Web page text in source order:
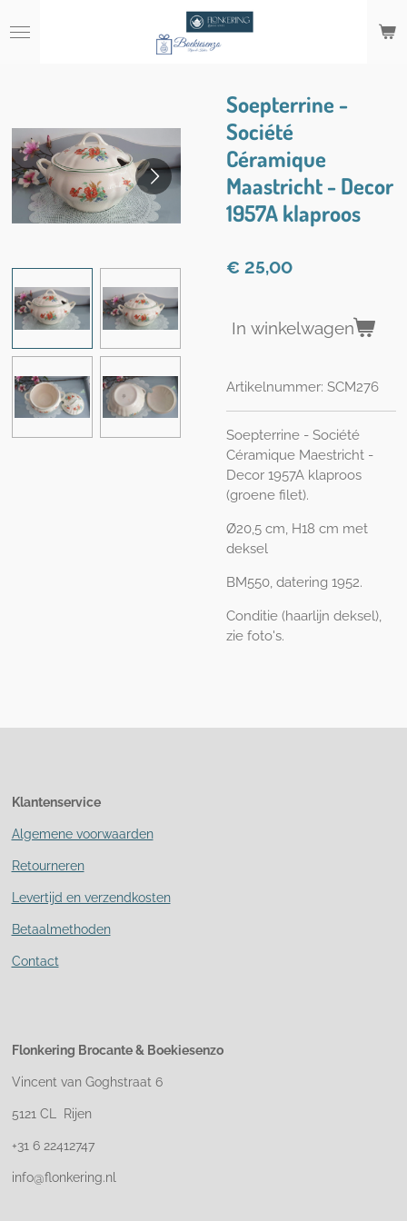
direct
Soepterrine -
Société
Céramique
Maastricht - Decor
1957A klaproos
€ 25,00
In winkelwagen
Artikelnummer: SCM276
Soepterrine - Société
Céramique Maestricht -
Decor 1957A klaproos
(groene filet).
Ø20,5 cm, H18 cm met
deksel
BM550, datering 1952.
Conditie (haarlijn deksel),
zie foto's.
Klantenservice
Algemene voorwaarden
Retourneren
Levertijd en verzendkosten
Betaalmethoden
Contact
Flonkering Brocante & Boekiesenzo
Vincent van Goghstraat 6
5121 CL Rijen
+31 6 22412747
info@flonkering.nl